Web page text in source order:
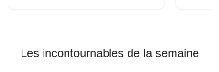
Les incontournables de la semaine